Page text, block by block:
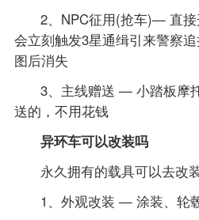
2、NPC征用(抢车)— 直接
会立刻触发3星通缉引来警察
图后消失
3、主线赠送 — 小踏板摩
送的，不用花钱
异环车可以改装吗
永久拥有的载具可以去改
1、外观改装 — 涂装、轮